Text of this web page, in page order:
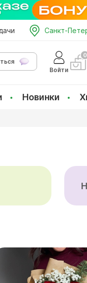
Санкт-
Войти
Новинки